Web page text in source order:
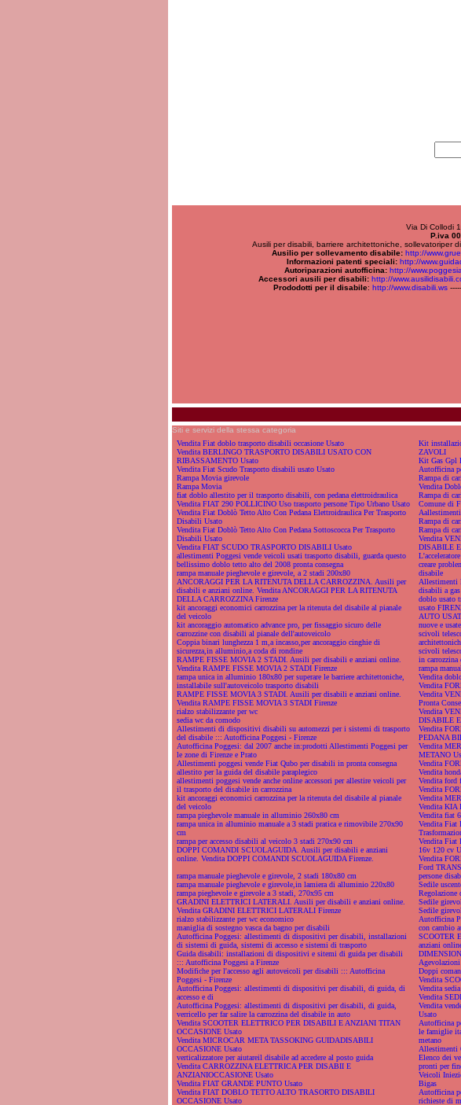
Via Di Collodi
P.iva
Ausili per disabili, barriere architettoniche, sollevatoriper
Ausilio per sollevamento disabile: http://
Informazioni patenti speciali: http://
Autoriparazioni autofficina: http://
Accessori ausili per disabili: http://
Prododotti per il disabile: http://www.disabili.ws
Siti e servizi della stessa categoria
Vendita Fiat doblo trasporto disabili occasione Usato
Vendita BERLINGO TRASPORTO DISABILI USATO CON
RIBASSAMENTO Usato
Vendita Fiat Scudo Trasporto disabili usato Usato
Rampa Movia girevole
Rampa Movia
fiat doblo allestito per il trasporto disabili, con pedana elettroidraulica
Vendita FIAT 290 POLLICINO Uso trasporto persone Tipo Urbano Usato
Vendita Fiat Doblò Tetto Alto Con Pedana Elettroidraulica Per Trasporto
Disabili Usato
Vendita Fiat Doblò Tetto Alto Con Pedana Sottoscocca Per Trasporto
Disabili Usato
Vendita FIAT SCUDO TRASPORTO DISABILI Usato
allestimenti Poggesi vende veicoli usati trasporto disabili, guarda questo
bellissimo doblo tetto alto del 2008 pronta consegna
rampa manuale pieghevole e girevole, a 2 stadi 200x80
ANCORAGGI PER LA RITENUTA DELLA CARROZZINA. Ausili per
disabili e anziani online. Vendita ANCORAGGI PER LA RITENUTA
DELLA CARROZZINA Firenze
kit ancoraggi economici carrozzina per la ritenuta del disabile al pianale
del veicolo
kit ancoraggio automatico advance pro, per fissaggio sicuro delle
carrozzine con disabili al pianale dell'autoveicolo
Coppia binari lunghezza 1 m,a incasso,per ancoraggio cinghie di
sicurezza,in alluminio,a coda di rondine
RAMPE FISSE MOVIA 2 STADI. Ausili per disabili e anziani online.
Vendita RAMPE FISSE MOVIA 2 STADI Firenze
rampa unica in alluminio 180x80 per superare le barriere architettoniche,
installabile sull'autoveicolo trasporto disabili
RAMPE FISSE MOVIA 3 STADI. Ausili per disabili e anziani online.
Vendita RAMPE FISSE MOVIA 3 STADI Firenze
rialzo stabilizzante per wc
sedia wc da comodo
Allestimenti di dispositivi disabili su automezzi per i sistemi di trasporto
del disabile ::: Autofficina Poggesi - Firenze
Autofficina Poggesi: dal 2007 anche in:prodotti Allestimenti Poggesi per
le zone di Firenze e Prato
Allestimenti poggesi vende Fiat Qubo per disabili in pronta consegna
allestito per la guida del disabile paraplegico
allestimenti poggesi vende anche online accessori per allestire veicoli per
il trasporto del disabile in carrozzina
kit ancoraggi economici carrozzina per la ritenuta del disabile al pianale
del veicolo
rampa pieghevole manuale in alluminio 260x80 cm
rampa unica in alluminio manuale a 3 stadi pratica e rimovibile 270x90
cm
rampa per accesso disabili al veicolo 3 stadi 270x90 cm
DOPPI COMANDI SCUOLAGUIDA. Ausili per disabili e anziani
online. Vendita DOPPI COMANDI SCUOLAGUIDA Firenze.
rampa manuale pieghevole e girevole, 2 stadi 180x80 cm
rampa manuale pieghevole e girevole,in lamiera di alluminio 220x80
rampa pieghevole e girevole a 3 stadi, 270x95 cm
GRADINI ELETTRICI LATERALI. Ausili per disabili e anziani online.
Vendita GRADINI ELETTRICI LATERALI Firenze
rialzo stabilizzante per wc economico
maniglia di sostegno vasca da bagno per disabili
Autofficina Poggesi: allestimenti di dispositivi per disabili, installazioni
di sistemi di guida, sistemi di accesso e sistemi di trasporto
Guida disabili: installazioni di dispositivi e sitemi di guida per disabili
::: Autofficina Poggesi a Firenze
Modifiche per l'accesso agli autoveicoli per disabili ::: Autofficina
Poggesi - Firenze
Autofficina Poggesi: allestimenti di dispositivi per disabili, di guida, di
accesso e di
Autofficina Poggesi: allestimenti di dispositivi per disabili, di guida,
verricello per far salire la carrozzina del disabile in auto
Vendita SCOOTER ELETTRICO PER DISABILI E ANZIANI TITAN
OCCASIONE Usato
Vendita MICROCAR META TASSOKING GUIDADISABILI
OCCASIONE Usato
verticalizzatore per aiutareil disabile ad accedere al posto guida
Vendita CARROZZINA ELETTRICA PER DISABII E
ANZIANIOCCASIONE Usato
Vendita FIAT GRANDE PUNTO Usato
Vendita FIAT DOBLO TETTO ALTO TRASORTO DISABILI
OCCASIONE Usato
Kit
ZAVOLI
Kit Gas Gpl
Autofficina
Rampa di
Vendita
Rampa di
Comune di
Rampa di
Rampa di
Vendita
DISABILE E
creare
disabile
Allestimenti
disabili a
doblo usato
usato
AUTO
nuove e
scivoli
scivoli
in carrozzina
rampa
Vendita
Vendita
Vendita
Pronta
Vendita
DISABILE
Vendita
PEDANA
Vendita
METANO
Vendita
Vendita
Vendita ford
Vendita
Vendita
Vendita KIA
Vendita fiat
Vendita Fiat
Vendita Fiat
16v 120 cv
Vendita
Ford
persone
Sedile
Regolazione
Sedile
Sedile
Autofficina
con cambio
SCOOTER
anziani
Doppi
Vendita
Vendita
Vendita
Vendita
Usato
Autofficina
le famiglie
metano
Allestimenti
Elenco dei
pronti per
Veicoli
Bigas
Autofficina
richieste di